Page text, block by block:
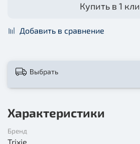
Купить в 1
Добавить в сравнение
Выбрать
Характеристики
Бренд
Trixie